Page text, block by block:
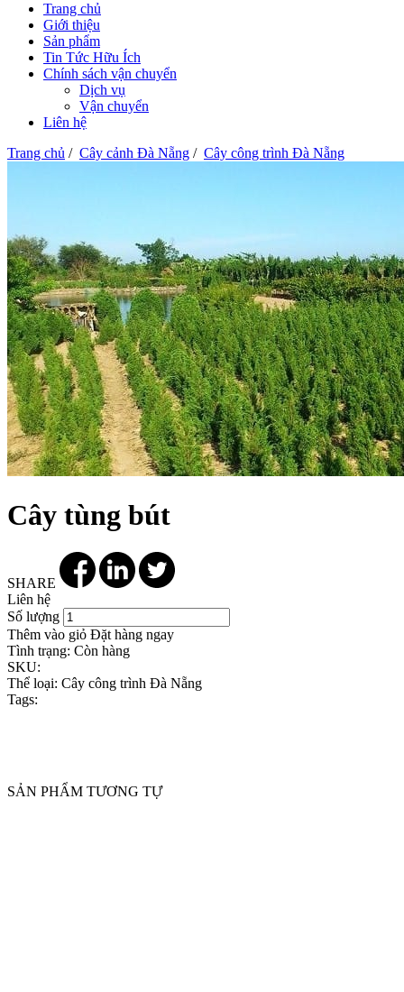
Trang chủ
Giới thiệu
Sản phẩm
Tin Tức Hữu Ích
Chính sách vận chuyển
Dịch vụ
Vận chuyển
Liên hệ
Trang chủ / Cây cảnh Đà Nẵng / Cây công trình Đà Nẵng
Cây tùng bút
SHARE
Liên hệ
Số lượng
Thêm vào giỏ Đặt hàng ngay
Tình trạng: Còn hàng
SKU:
Thể loại: Cây công trình Đà Nẵng
Tags:
SẢN PHẨM TƯƠNG TỰ